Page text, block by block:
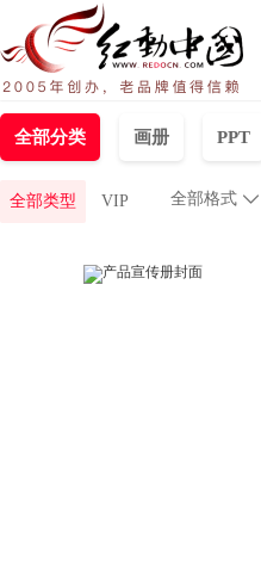
全部分类 画册 PPT
全部类型 VIP 
全部格式